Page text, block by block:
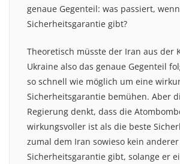
genaue Gegenteil: was passiert,
Sicherheitsgarantie gibt?
Theoretisch müsste der Iran aus der
Ukraine also das genaue Gegenteil
so schnell wie möglich um eine
Sicherheitsgarantie bemühen. Aber
Regierung denkt, dass die
wirkungsvoller ist als die beste
zumal dem Iran sowieso kein
Sicherheitsgarantie gibt, solange er